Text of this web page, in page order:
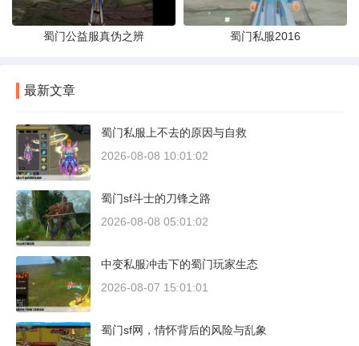
蜀门公益服真伪之辨 蜀门私服2016
最新文章
蜀门私服上不去的原因与自救
2026-08-08 10:01:02
蜀门sf斗士的刀锋之路
2026-08-08 05:01:02
中变私服冲击下的蜀门玩家生态
2026-08-07 15:01:01
蜀门sf网，情怀背后的风险与乱象